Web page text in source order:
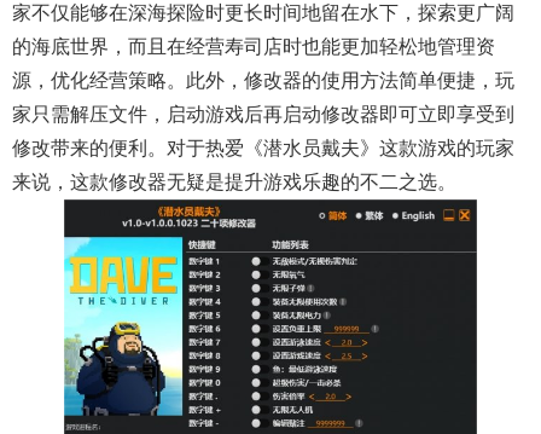
家不仅能够在深海探险时更长时间地留在水下，探索更广阔
的海底世界，而且在经营寿司店时也能更加轻松地管理资
源，优化经营策略。此外，修改器的使用方法简单便捷，玩
家只需解压文件，启动游戏后再启动修改器即可立即享受到
修改带来的便利。对于热爱《潜水员戴夫》这款游戏的玩家
来说，这款修改器无疑是提升游戏乐趣的不二之选。